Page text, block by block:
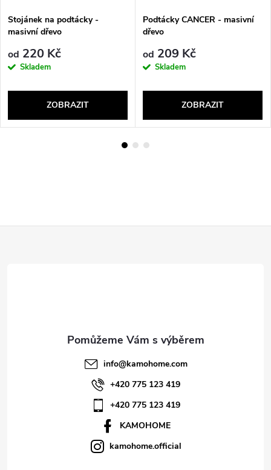
Stojánek na podtácky -
masivní dřevo
od 220 Kč
Skladem
ZOBRAZIT
Podtácky CANCER - masivní
dřevo
od 209 Kč
Skladem
ZOBRAZIT
info@kamohome.com
+420 775 123 419
+420 775 123 419
KAMOHOME
kamohome.official